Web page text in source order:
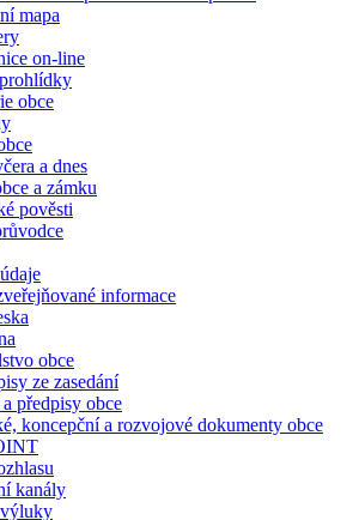
mapa
on-line
obce
a dnes
a zámku
pověsti
informace
obce
ze zasedání
předpisy obce
koncepční a rozvojové dokumenty obce
kanály